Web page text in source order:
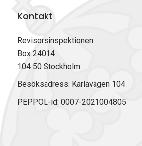
Kontakt
Revisorsinspektionen
Box 24014
104 50 Stockholm
Besöksadress: Karlavägen 104
PEPPOL-id: 0007-2021004805